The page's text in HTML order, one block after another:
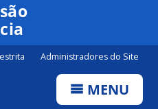
Administradores do Site
MENU